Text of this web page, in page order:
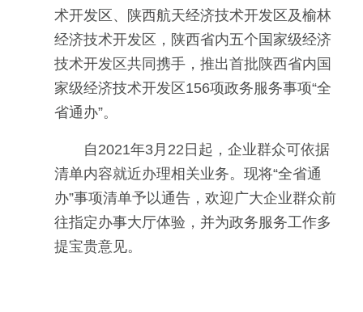
术开发区、陕西航天经济技术开发区及榆林
经济技术开发区，陕西省内五个国家级经济
技术开发区共同携手，推出首批陕西省内国
家级经济技术开发区156项政务服务事项“全
省通办”。
自2021年3月22日起，企业群众可依据
清单内容就近办理相关业务。现将“全省通
办”事项清单予以通告，欢迎广大企业群众前
往指定办事大厅体验，并为政务服务工作多
提宝贵意见。